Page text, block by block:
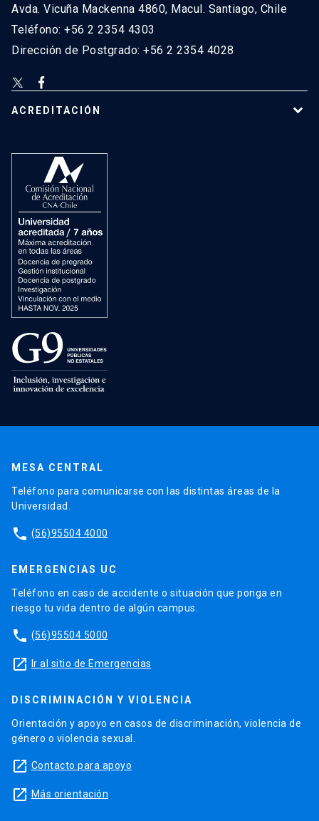
Avda. Vicuña Mackenna 4860, Macul. Santiago, Chile
Teléfono: +56 2 2354 4303
Dirección de Postgrado: +56 2 2354 4028
ACREDITACIÓN
MESA CENTRAL
Teléfono para comunicarse con las distintas áreas de la
Universidad.
phone (56)95504 4000
EMERGENCIAS UC
Teléfono en caso de accidente o situación que ponga en
riesgo tu vida dentro de algún campus.
phone (56)95504 5000
launch Ir al sitio de Emergencias
DISCRIMINACIÓN Y VIOLENCIA
Orientación y apoyo en casos de discriminación, violencia de
género o violencia sexual.
launch Contacto para apoyo
launch Más orientación